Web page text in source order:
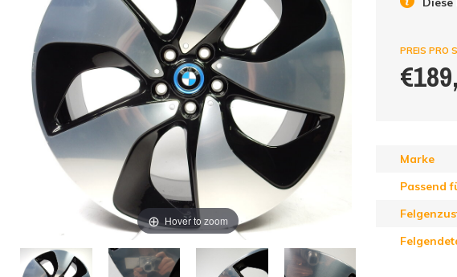
Hover to zoom
PREIS PRO
Marke
Passend